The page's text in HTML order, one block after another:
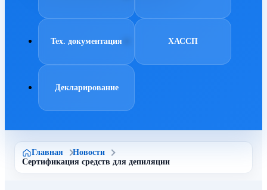
Тех. документация ХАССП
Декларирование
Главная
Новости
Сертификация средств для депиляции